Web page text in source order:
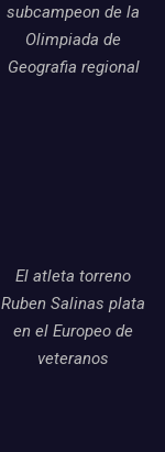
subcampeon de la
Olimpiada de
Geografia regional
El atleta torreno
Ruben Salinas plata
en el Europeo de
veteranos